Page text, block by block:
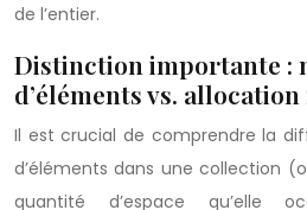
de l’entier.
Distinction importante :
d’éléments vs.
Il est crucial de comprendre la
d’éléments dans une collection
quantité d’espace qu’elle